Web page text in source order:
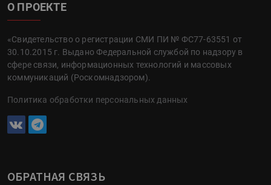
О ПРОЕКТЕ
«Свидетельство о регистрации СМИ ПИ № ФС77-63551 от
30.10.2015 г. Выдано Федеральной службой по надзору в
сфере связи, информационных технологий и массовых
коммуникаций (Роскомнадзором).
Политика обработки персональных данных
ОБРАТНАЯ СВЯЗЬ